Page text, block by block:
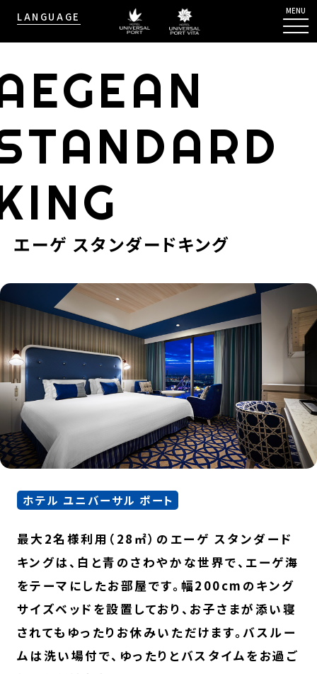
LANGUAGE MENU
エーゲ スタンダードキング
ホテル ユニバーサル ポート
最大2名様利用（28㎡）のエーゲ スタンダード
キングは、白と青のさわやかな世界で、エーゲ海
をテーマにしたお部屋です。幅200cmのキング
サイズベッドを設置しており、お子さまが添い寝
されてもゆったりお休みいただけます。バスルー
ムは洗い場付で、ゆったりとバスタイムをお過ご